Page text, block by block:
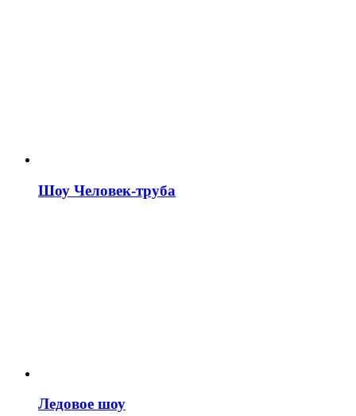
Шоу Человек-труба
Ледовое шоу